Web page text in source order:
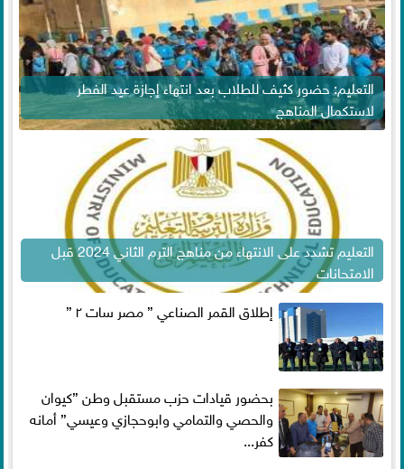
التعليم: حضور كثيف للطلاب بعد انتهاء إجازة عيد الفطر
لاستكمال المناهج
التعليم تشدد على الانتهاء من مناهج الترم الثاني 2024 قبل
الامتحانات
إطلاق القمر الصناعي ” مصر سات ٢ ”
بحضور قيادات حزب مستقبل وطن ”كيوان
والحصي والتمامي وابوحجازي وعيسي” أمانه
كفر...